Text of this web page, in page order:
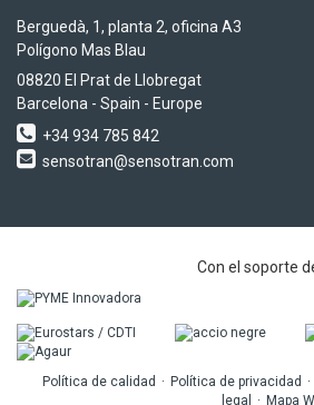
Berguedà, 1, planta 2, oficina A3
Polígono Mas Blau
08820 El Prat de Llobregat
Barcelona - Spain - Europe
+34 934 785 842
sensotran@sensotran.com
Con el soporte
Política de calidad Política de privacidad
legal
Mapa